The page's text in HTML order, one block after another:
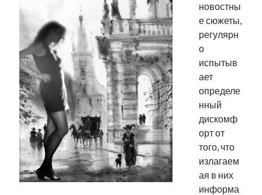
Личное
Нарва и северо-восток
Обзор прессы
Образование
Парламент и правительство
Фотографии
Экономика
Эстония и Россия
Юмор
Метки
новостны
е сюжеты,
регулярн
о
испытыв
ает
определе
нный
дискомф
орт от
того, что
излагаем
ая в них
информа